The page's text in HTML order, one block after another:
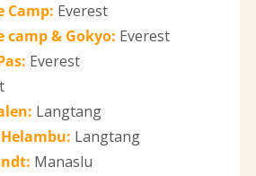
Camp: Everest
camp & Gokyo: Everest
Everest
Langtang
Langtang
Manaslu